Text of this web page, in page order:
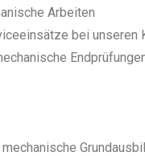
Arbeiten
bei unseren